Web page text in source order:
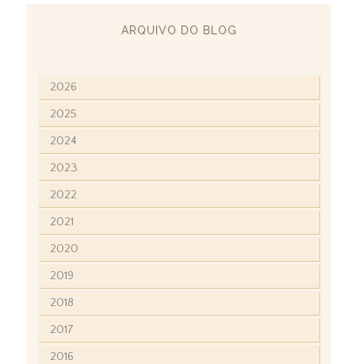
ARQUIVO DO BLOG
2026
2025
2024
2023
2022
2021
2020
2019
2018
2017
2016